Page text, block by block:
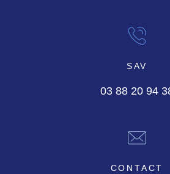
SAV
03 88 20 94
CONTACT